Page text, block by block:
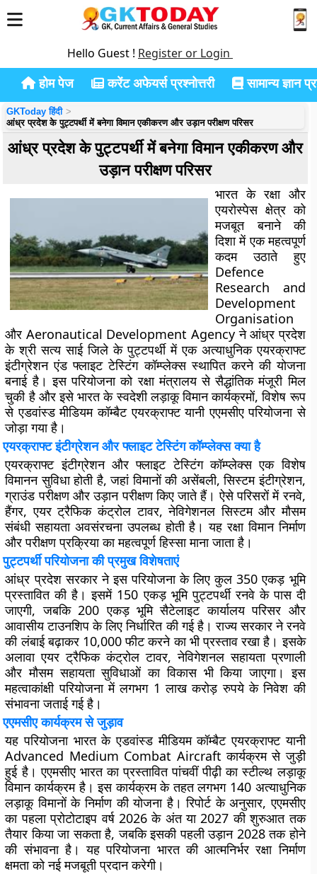
Hello Guest ! Register or Login
होम पेज करेंट अफेयर्स प्रश्नोत्तरी सामान्य ज्ञान
GKToday हिंदी
आंध्र प्रदेश के पुट्टपर्थी में बनेगा विमान एकीकरण और उड़ान परीक्षण परिसर
आंध्र प्रदेश के पुट्टपर्थी में बनेगा विमान एकीकरण और
उड़ान परीक्षण परिसर
भारत के रक्षा और
एयरोस्पेस क्षेत्र को
मजबूत बनाने की
दिशा में एक महत्वपूर्ण
कदम उठाते हुए
Defence
Research and
Development
Organisation
और Aeronautical Development Agency ने आंध्र प्रदेश
के श्री सत्य साई जिले के पुट्टपर्थी में एक अत्याधुनिक एयरक्राफ्ट
इंटीग्रेशन एंड फ्लाइट टेस्टिंग कॉम्प्लेक्स स्थापित करने की योजना
बनाई है। इस परियोजना को रक्षा मंत्रालय से सैद्धांतिक मंजूरी मिल
चुकी है और इसे भारत के स्वदेशी लड़ाकू विमान कार्यक्रमों, विशेष रूप
से एडवांस्ड मीडियम कॉम्बैट एयरक्राफ्ट यानी एएमसीए परियोजना से
जोड़ा गया है।
एयरक्राफ्ट इंटीग्रेशन और फ्लाइट टेस्टिंग कॉम्प्लेक्स क्या है
एयरक्राफ्ट इंटीग्रेशन और फ्लाइट टेस्टिंग कॉम्प्लेक्स एक विशेष
विमानन सुविधा होती है, जहां विमानों की असेंबली, सिस्टम इंटीग्रेशन,
ग्राउंड परीक्षण और उड़ान परीक्षण किए जाते हैं। ऐसे परिसरों में रनवे,
हैंगर, एयर ट्रैफिक कंट्रोल टावर, नेविगेशनल सिस्टम और मौसम
संबंधी सहायता अवसंरचना उपलब्ध होती है। यह रक्षा विमान निर्माण
और परीक्षण प्रक्रिया का महत्वपूर्ण हिस्सा माना जाता है।
पुट्टपर्थी परियोजना की प्रमुख विशेषताएं
आंध्र प्रदेश सरकार ने इस परियोजना के लिए कुल 350 एकड़ भूमि
प्रस्तावित की है। इसमें 150 एकड़ भूमि पुट्टपर्थी रनवे के पास दी
जाएगी, जबकि 200 एकड़ भूमि सैटेलाइट कार्यालय परिसर और
आवासीय टाउनशिप के लिए निर्धारित की गई है। राज्य सरकार ने रनवे
की लंबाई बढ़ाकर 10,000 फीट करने का भी प्रस्ताव रखा है। इसके
अलावा एयर ट्रैफिक कंट्रोल टावर, नेविगेशनल सहायता प्रणाली
और मौसम सहायता सुविधाओं का विकास भी किया जाएगा। इस
महत्वाकांक्षी परियोजना में लगभग 1 लाख करोड़ रुपये के निवेश की
संभावना जताई गई है।
एएमसीए कार्यक्रम से जुड़ाव
यह परियोजना भारत के एडवांस्ड मीडियम कॉम्बैट एयरक्राफ्ट यानी
Advanced Medium Combat Aircraft कार्यक्रम से जुड़ी
हुई है। एएमसीए भारत का प्रस्तावित पांचवीं पीढ़ी का स्टील्थ लड़ाकू
विमान कार्यक्रम है। इस कार्यक्रम के तहत लगभग 140 अत्याधुनिक
लड़ाकू विमानों के निर्माण की योजना है। रिपोर्ट के अनुसार, एएमसीए
का पहला प्रोटोटाइप वर्ष 2026 के अंत या 2027 की शुरुआत तक
तैयार किया जा सकता है, जबकि इसकी पहली उड़ान 2028 तक होने
की संभावना है। यह परियोजना भारत की आत्मनिर्भर रक्षा निर्माण
क्षमता को नई मजबूती प्रदान करेगी।